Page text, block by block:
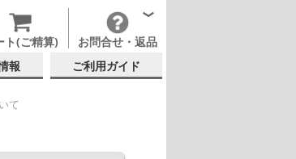
ト(ご精算) お問合せ・返品
報 ご利用ガイド
て